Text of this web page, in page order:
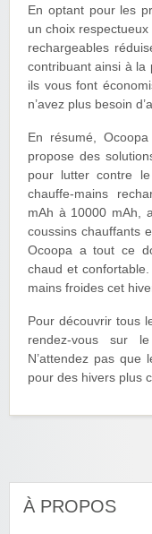
En optant pour les
un choix
rechargeables
contribuant ainsi à la
ils vous font
n’avez plus besoin
En résumé,
propose des
pour lutter contre
chauffe-mains
mAh à 10000 mAh,
coussins chauffants
Ocoopa a tout ce
chaud et
mains froides cet
Pour découvrir tous
rendez-vous sur
N’attendez pas que
pour des hivers plus
À PROPOS